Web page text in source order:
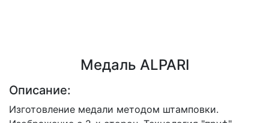
Медаль ALPARI
Описание:
Изготовление медали методом штамповки.